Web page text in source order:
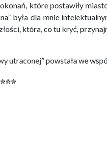
które postawiły
była dla mnie
która, co tu kryć,
utraconej”powstała we